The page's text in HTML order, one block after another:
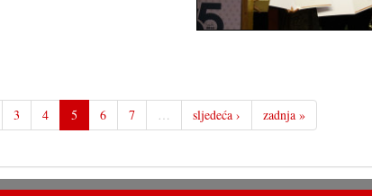
3 4 5 6 7 … sljedeća › zadnja »